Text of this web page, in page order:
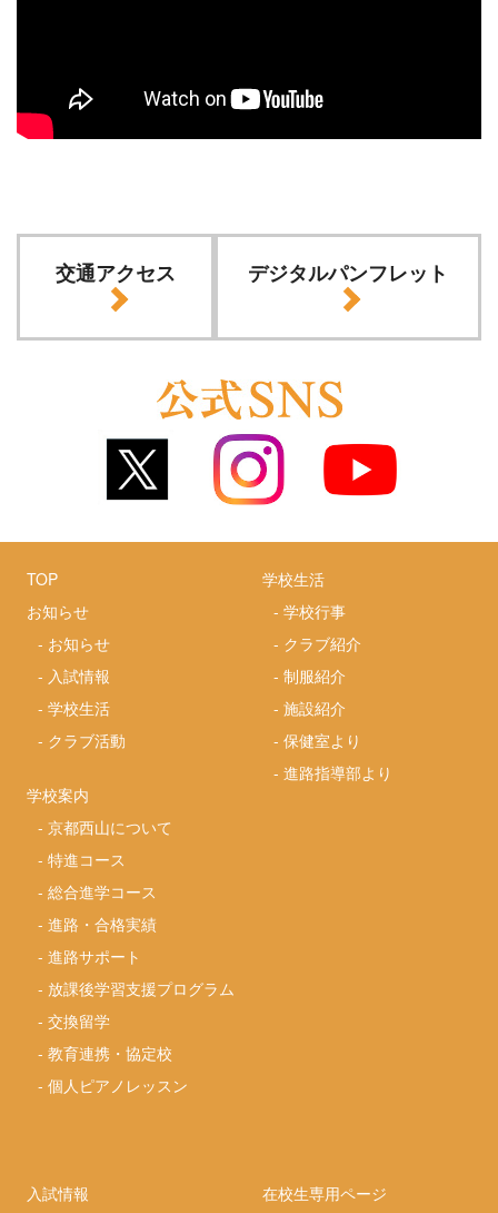
交通アクセス デジタルパンフレット
TOP
お知らせ
- お知らせ
- 入試情報
-学校生活
- クラブ活動
学校案内
-京都西山について
-特進コース
-総合進学コース
-進路・合格実績
-進路サポート
- 放課後学習支援プログラム
-交換留学
-教育連携・協定校
-個人ピアノレッスン
学校生活
-学校行事
- クラブ紹介
-制服紹介
-施設紹介
-保健室より
-進路指導部より
入試情報
在校生専用ページ